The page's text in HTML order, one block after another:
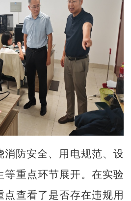
消防安全、用电规范、设
等重点环节展开。在实验
点查看了是否存在违规用